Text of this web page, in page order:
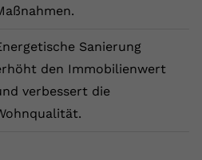
Sanierung
den Immobilienwert
verbessert die
setzt diesen Cookie, um die
der eingebettete YouTube-